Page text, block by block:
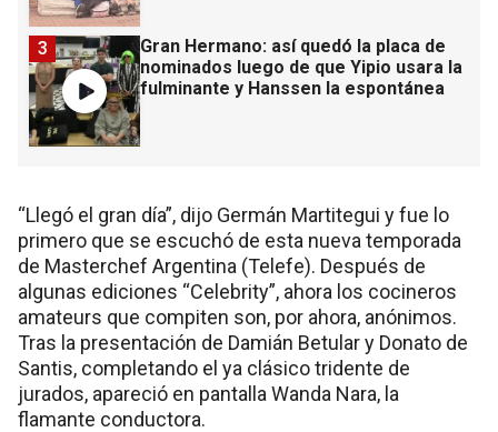
Gran Hermano: así quedó la placa de
nominados luego de que Yipio usara la
fulminante y Hanssen la espontánea
3
“Llegó el gran día”, dijo Germán Martitegui y fue lo
primero que se escuchó de esta nueva temporada
de Masterchef Argentina (Telefe). Después de
algunas ediciones “Celebrity”, ahora los cocineros
amateurs que compiten son, por ahora, anónimos.
Tras la presentación de Damián Betular y Donato de
Santis, completando el ya clásico tridente de
jurados, apareció en pantalla Wanda Nara, la
flamante conductora.